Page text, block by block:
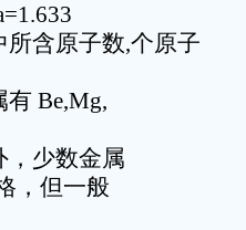
所含原子数,个原子
Be,Mg,
，少数金属
，但一般